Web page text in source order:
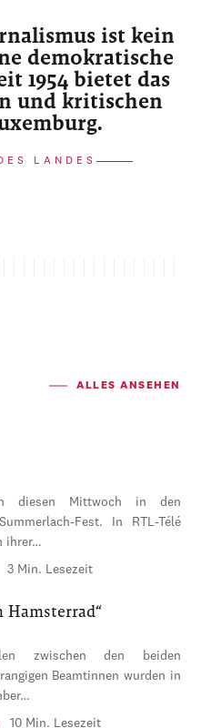
ist kein
demokratische
1954 bietet das
und kritischen
LANDES
ALLES ANSEHEN
diesen Mittwoch in den
Fest. In RTL-Télé
ihrer…
3 Min. Lesezeit
Hamsterrad“
zwischen den beiden
Beamtinnen wurden in
10 Min. Lesezeit